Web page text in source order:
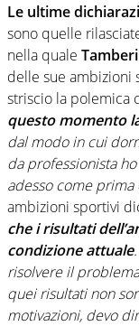
Le ultime
sono quelle
nella quale Tamberi
delle sue ambizioni
striscio la polemica
questo momento
dal modo in cui
da professionista
adesso come prima
ambizioni sportivi
che i risultati
condizione attuale
risolvere il
quei risultati non
motivazioni, devo